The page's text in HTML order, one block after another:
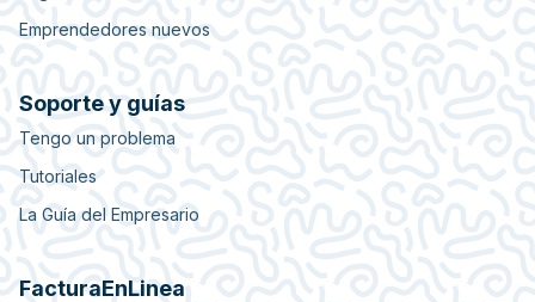
Emprendedores nuevos
Soporte y guías
Tengo un problema
Tutoriales
La Guía del Empresario
FacturaEnLinea